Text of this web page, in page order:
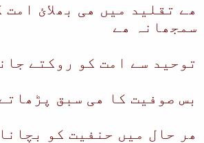
ھے تقلید میں ھی بھلائ امت
سمجھانہ ھے
توحید سے امت کو روکتے
بس صوفیت کا ھی سبق
ھر حال میں حنفیت کو